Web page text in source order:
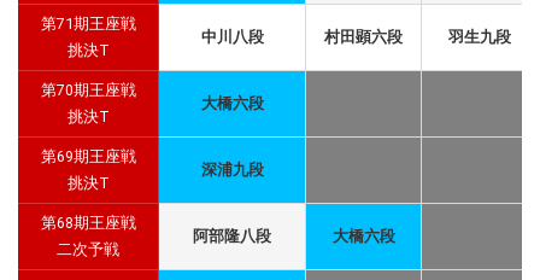
第71期王座戦
挑決T
中川八段 村田顕六段 羽生九段
第70期王座戦
挑決T
大橋六段
第69期王座戦
挑決T
深浦九段
第68期王座戦
二次予戦
阿部隆八段 大橋六段